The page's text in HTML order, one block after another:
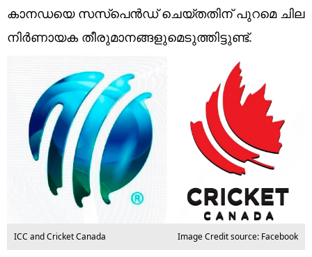
Photo
കാനഡയെ സസ്‌പെന്‍ഡ് ചെയ്തതിന് പുറമെ ചില
നിര്‍ണായക തീരുമാനങ്ങളുമെടുത്തിട്ടുണ്ട്.
ICC and Cricket Canada Image Credit source: Facebook